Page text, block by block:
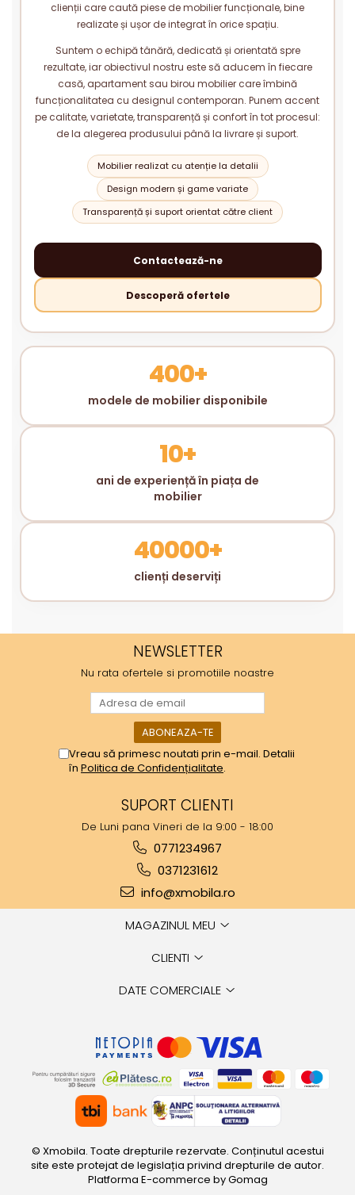
clienții care caută piese de mobilier funcționale, bine
realizate și ușor de integrat în orice spațiu.
Suntem o echipă tânără, dedicată și orientată spre
rezultate, iar obiectivul nostru este să aducem în fiecare
casă, apartament sau birou mobilier care îmbină
funcționalitatea cu designul contemporan. Punem accent
pe calitate, varietate, transparență și confort în tot procesul:
de la alegerea produsului până la livrare și suport.
Mobilier realizat cu atenție la detalii
Design modern și game variate
Transparență și suport orientat către client
Contactează-ne
Descoperă ofertele
400+
modele de mobilier disponibile
10+
ani de experiență în piața de
mobilier
40000+
clienți deserviți
NEWSLETTER
Nu rata ofertele si promotiile noastre
Vreau să primesc noutati prin e-mail. Detalii
în Politica de Confidențialitate.
SUPORT CLIENTI
De Luni pana Vineri de la 9:00 - 18:00
0771234967
0371231612
info@xmobila.ro
MAGAZINUL MEU
CLIENTI
DATE COMERCIALE
© Xmobila. Toate drepturile rezervate. Conținutul acestui
site este protejat de legislația privind drepturile de autor.
Platforma E-commerce by Gomag